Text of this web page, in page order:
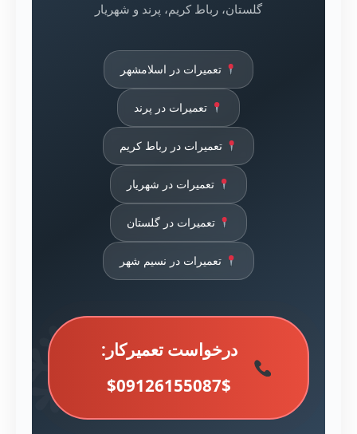
گلستان، رباط کریم، پرند و شهریار
تعمیرات در اسلامشهر
تعمیرات در پرند
تعمیرات در رباط کریم
تعمیرات در شهریار
تعمیرات در گلستان
تعمیرات در نسیم شهر
درخواست تعمیرکار:
$09126155087$